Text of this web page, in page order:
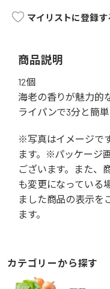
マイリストに登録す
商品説明
12個
海老の香りが魅力的
ライパンで3分と簡単
※写真はイメージで
ます。※パッケージ
ございます。また、
も変更になっている
ました商品の表示を
ます。
カテゴリーから探す